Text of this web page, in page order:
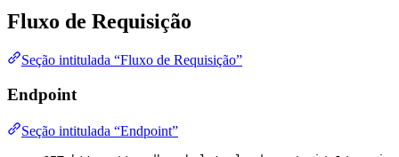
Fluxo de Requisição
Seção intitulada “Fluxo de Requisição”
Endpoint
Seção intitulada “Endpoint”